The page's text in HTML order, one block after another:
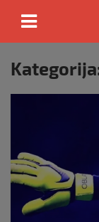
content